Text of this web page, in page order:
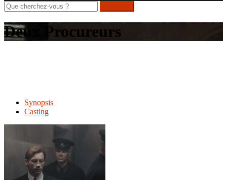
Rechercher
sur
le
site
Deux Procureurs
Synopsis
Casting